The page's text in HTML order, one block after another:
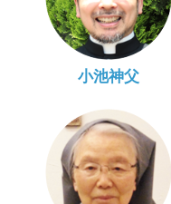
小池神父